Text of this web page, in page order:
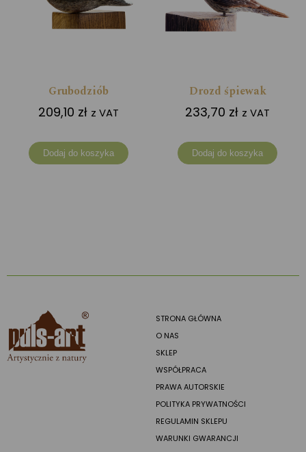
Grubodziób
209,10 zł z VAT
Dodaj do koszyka
Drozd śpiewak
233,70 zł z VAT
Dodaj do koszyka
STRONA GŁÓWNA
O NAS
SKLEP
WSPÓŁPRACA
PRAWA AUTORSKIE
POLITYKA PRYWATNOŚCI
REGULAMIN SKLEPU
WARUNKI GWARANCJI